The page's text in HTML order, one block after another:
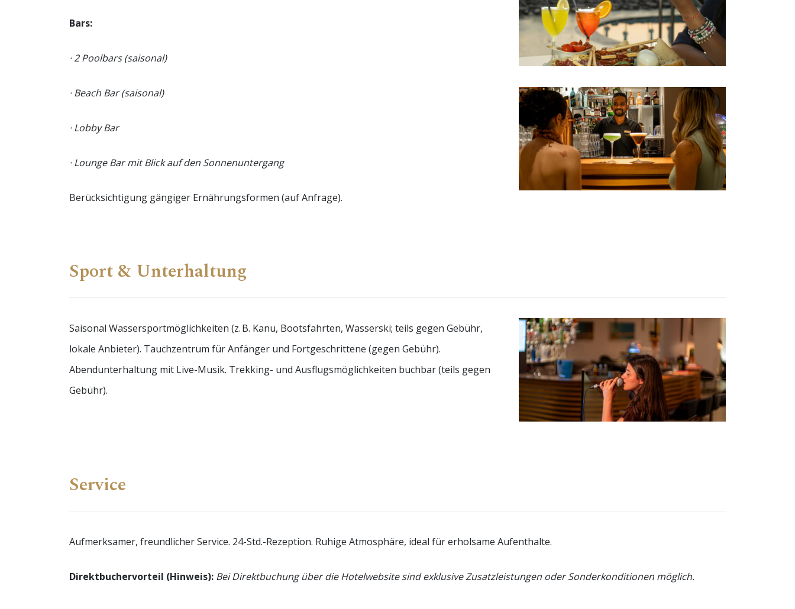
Bars:
· 2 Poolbars (saisonal)
· Beach Bar (saisonal)
· Lobby Bar
· Lounge Bar mit Blick auf den Sonnenuntergang
Berücksichtigung gängiger Ernährungsformen (auf Anfrage).
Sport & Unterhaltung
Saisonal Wassersportmöglichkeiten (z. B. Kanu, Bootsfahrten, Wasserski; teils gegen Gebühr,
lokale Anbieter). Tauchzentrum für Anfänger und Fortgeschrittene (gegen Gebühr).
Abendunterhaltung mit Live-Musik. Trekking- und Ausflugsmöglichkeiten buchbar (teils gegen
Gebühr).
Service
Aufmerksamer, freundlicher Service. 24-Std.-Rezeption. Ruhige Atmosphäre, ideal für erholsame Aufenthalte.
Direktbuchervorteil (Hinweis): Bei Direktbuchung über die Hotelwebsite sind exklusive Zusatzleistungen oder Sonderkonditionen möglich.